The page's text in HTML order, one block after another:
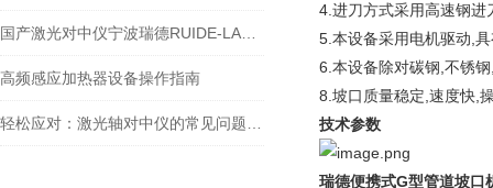
高频感应加热器设备操作指南
4. 进刀方式采用高速钢进
5.本设备采用电机驱动,
6.本设备除对碳钢,不锈
8.坡口质量稳定,速度快,
技术参数
瑞德便携式G型管道坡口